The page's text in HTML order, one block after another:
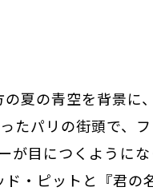
の夏の青空を背景
たパリの街頭で、
が目につくように
・ピットと『君の